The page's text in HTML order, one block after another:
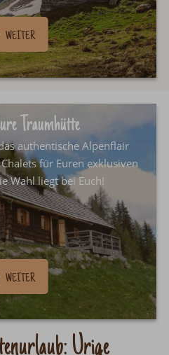
Traumhütte
authentische Alpenflair
für Euren exklusiven
Wahl liegt bei Euch!
Urige